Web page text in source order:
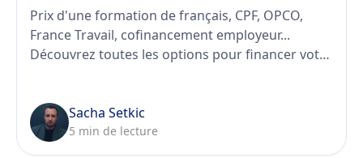
Prix d'une formation de français, CPF, OPCO,
France Travail, cofinancement employeur...
Découvrez toutes les options pour financer votre
Sacha Setkic
5 min de lecture